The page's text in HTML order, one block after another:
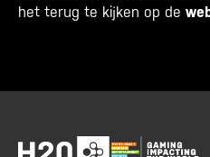
het terug te kijken op de